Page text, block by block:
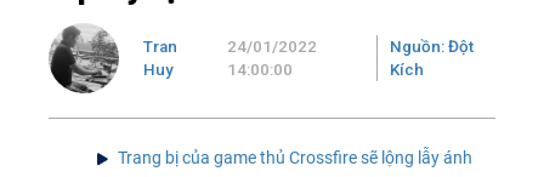
Tran
Huy
24/01/2022
14:00:00
Nguồn: Đột
Kích
Trang bị của game thủ Crossfire sẽ lộng lẫy ánh